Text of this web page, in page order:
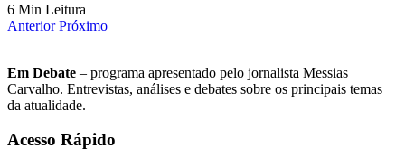
6 Min Leitura
Anterior Próximo
Em Debate – programa apresentado pelo jornalista Messias
Carvalho. Entrevistas, análises e debates sobre os principais temas
da atualidade.
Acesso Rápido